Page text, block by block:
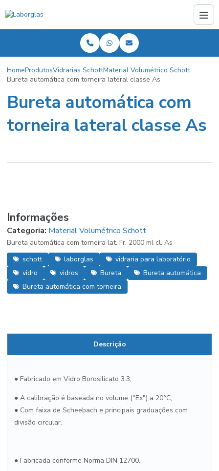
HomeProdutosVidrarias SchottMaterial Volumétrico Schott
Bureta automática com torneira lateral classe As
Bureta automática com
torneira lateral classe As
Informações
Categoria: Material Volumétrico Schott
Bureta automática com torneira lat. Fr. 2000 ml cl. As
schott
laborglas
vidraria para laboratório
vidro
vidros Bureta
Bureta automática
Bureta automática com torneira
Descrição
● Fabricado em Vidro Borosilicato 3.3;
● A calibração é baseada no volume ("Ex") a 20°C;
● Com faixa de Scheebach e principais graduações com
divisão circular.
● Fabricada conforme Norma DIN 12700.